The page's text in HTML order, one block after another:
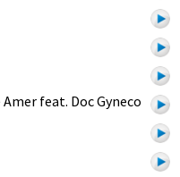
feat. Doc Gyneco